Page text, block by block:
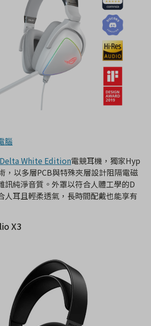
腦
Delta White Edition電競耳機，獨家Hyp
，以多層PCB與特殊夾層設計阻隔電磁
訊純淨音質。外罩以符合人體工學的D
人耳且輕柔透氣，長時間配戴也能享有
X3